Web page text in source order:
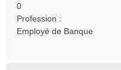
0
Profession :
Employé de Banque